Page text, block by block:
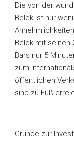
Die von der
Belek ist nur
Belek mit seinen
Bars nur 5
zum
öffentlichen
sind zu Fuß
Gründe zur